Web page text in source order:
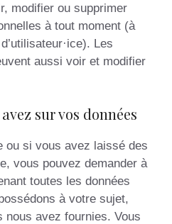
modifier ou supprimer
à tout moment (à
Les
aussi voir et modifier
sur vos données
ou si vous avez laissé des
vous pouvez demander à
toutes les données
à votre sujet,
nous avez fournies. Vous